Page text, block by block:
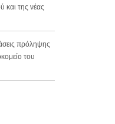
και της νέας
πρόληψης
του